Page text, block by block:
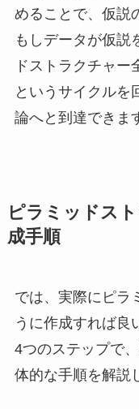
めることで、仮説
もしデータが仮説
ドストラクチャ
というサイクルを
論へと到達できま
ピラミッドス
成手順
では、実際にピラ
うに作成すれば良
4つのステップで
体的な手順を解説